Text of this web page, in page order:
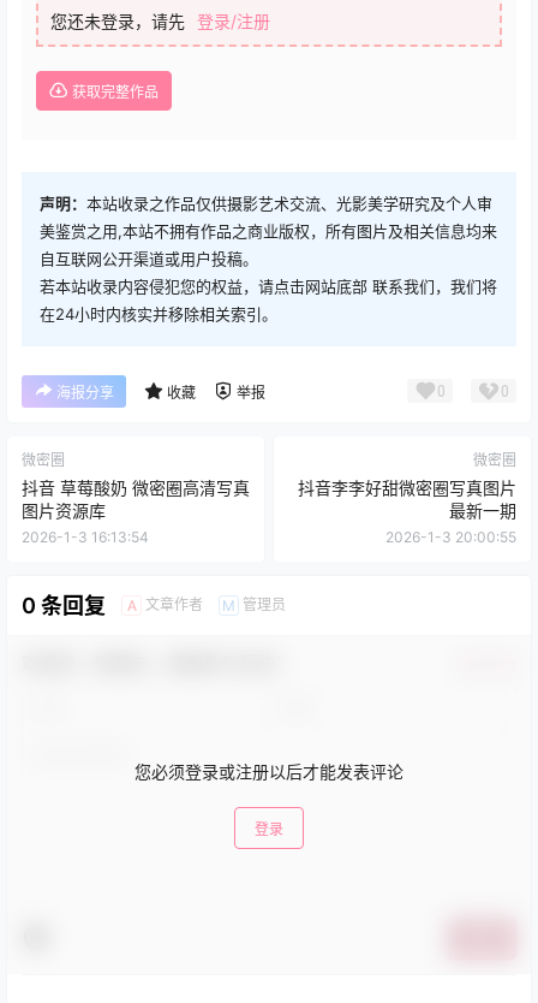
您还未登录，请先 登录/注册
获取完整作品
声明： 本站收录之作品仅供摄影艺术交流、光影美学研究及个人审
美鉴赏之用,本站不拥有作品之商业版权，所有图片及相关信息均来
自互联网公开渠道或用户投稿。
若本站收录内容侵犯您的权益，请点击网站底部 联系我们，我们将
在24小时内核实并移除相关索引。
海报分享 收藏 举报 0 0
微密圈
抖音 草莓酸奶 微密圈高清写真
图片资源库
2026-1-3 16:13:54
微密圈
抖音李李好甜微密圈写真图片
最新一期
2026-1-3 20:00:55
0 条回复 A 文章作者 M 管理员
您必须登录或注册以后才能发表评论
登录